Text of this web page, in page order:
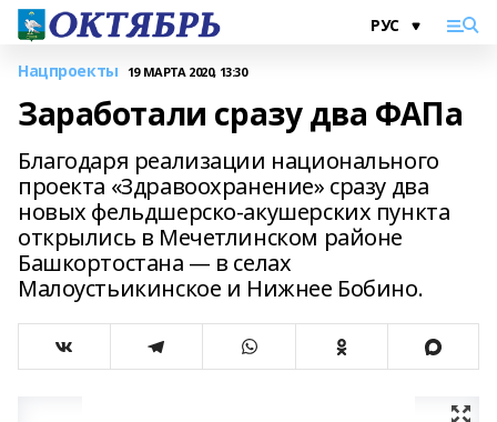
Нацпроекты 19 МАРТА 2020, 13:30
Заработали сразу два ФАПа
Благодаря реализации национального
проекта «Здравоохранение» сразу два
новых фельдшерско-акушерских пункта
открылись в Мечетлинском районе
Башкортостана — в селах
Малоустьикинское и Нижнее Бобино.